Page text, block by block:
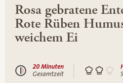
Rosa gebratene
Rote Rüben
weichem Ei
20 Minuten
Gesamtzeit